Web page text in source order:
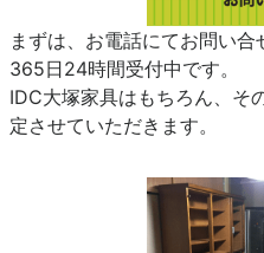
まずは、お電話にてお問い合
365日24時間受付中です。
IDC大塚家具はもちろん、そ
定させていただきます。